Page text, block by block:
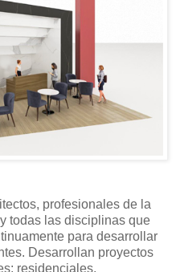
profesionales de la
todas las disciplinas que
para desarrollar
Desarrollan proyectos
residenciales,